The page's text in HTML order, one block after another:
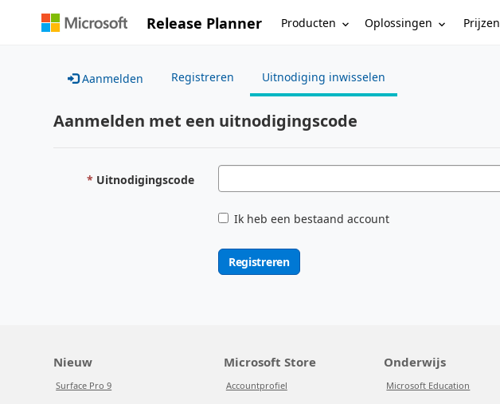
Release Planner Producten Oplossingen Prijzen
Aanmelden Registreren Uitnodiging inwisselen
Aanmelden met een uitnodigingscode
Uitnodigingscode
Ik heb een bestaand account
Registreren
Nieuw
Surface Pro 9
Microsoft Store
Accountprofiel
Onderwijs
Microsoft Education